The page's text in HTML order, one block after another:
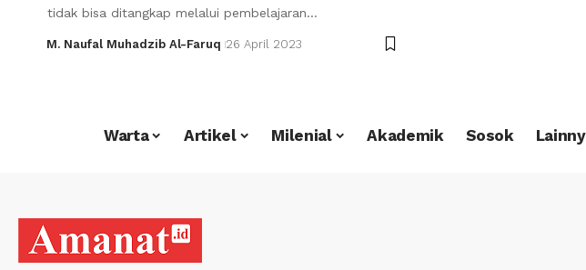
tidak bisa ditangkap melalui pembelajaran…
M. Naufal Muhadzib Al-Faruq 26 April 2023
Warta Artikel Milenial Akademik Sosok